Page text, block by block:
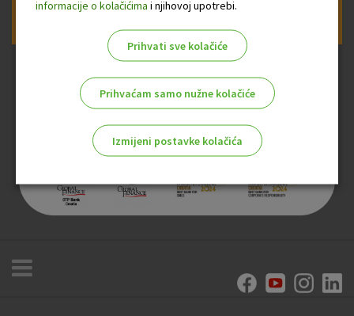
Prijava na newsletter OTP banke
informacije o kolačićima i njihovoj upotrebi.
Prihvati sve kolačiće
Prihvaćam samo nužne kolačiće
Izmijeni postavke kolačića